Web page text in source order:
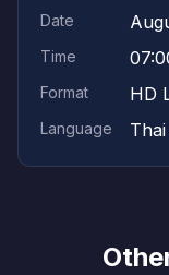
Date
Time
Format HD
Language